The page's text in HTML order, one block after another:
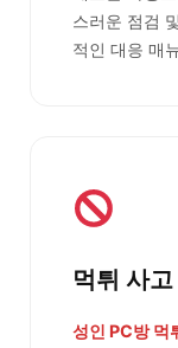
스러운 점검
적인 대응 매
먹튀 사
성인 PC방 먹